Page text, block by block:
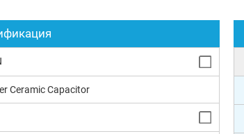
Ceramic Capacitor